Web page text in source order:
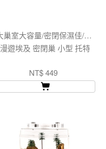
大巢室大容量/密閉保濕佳/純手刻巢室壁畫
漫遊埃及 密閉巢 小型 托特
NT$ 449